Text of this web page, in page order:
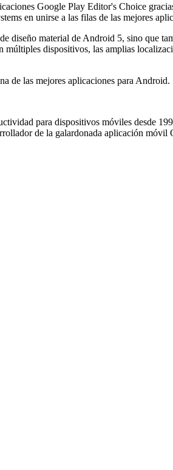
Google Play Editor's Choice
en unirse a las filas de las mejores
diseño material de Android 5, sino que
dispositivos, las amplias
de las mejores aplicaciones para Android.
para dispositivos móviles desde
de la galardonada aplicación